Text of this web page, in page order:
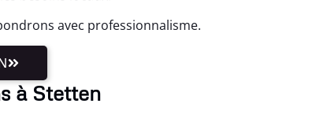
avec professionnalisme.
à Stetten